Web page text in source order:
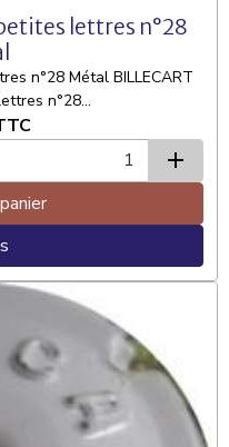
lettres n°28
n°28 Métal BILLECART
n°28...